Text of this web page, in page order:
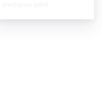
prestigiosa galerí